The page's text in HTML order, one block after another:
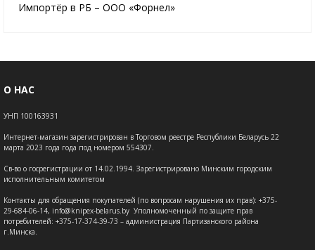
Импортёр в РБ – ООО «Форнел»
О НАС
УНП 100163931
Интернет-магазин зарегистрирован в Торговом реестре Республики Беларусь 22
марта 2023 года года под номером 554307.
Св-во о госрегистрации от 14.02.1994. Зарегистрировано Минским городским
исполнительным комитетом
Контакты для обращения покупателей (по вопросам нарушения их прав): +375-
29-684-06-14, info@knipex-belarus.by Уполномоченный по защите прав
потребителей: +375-17-374-39-73 – администрация Партизанского района
г.Минска.